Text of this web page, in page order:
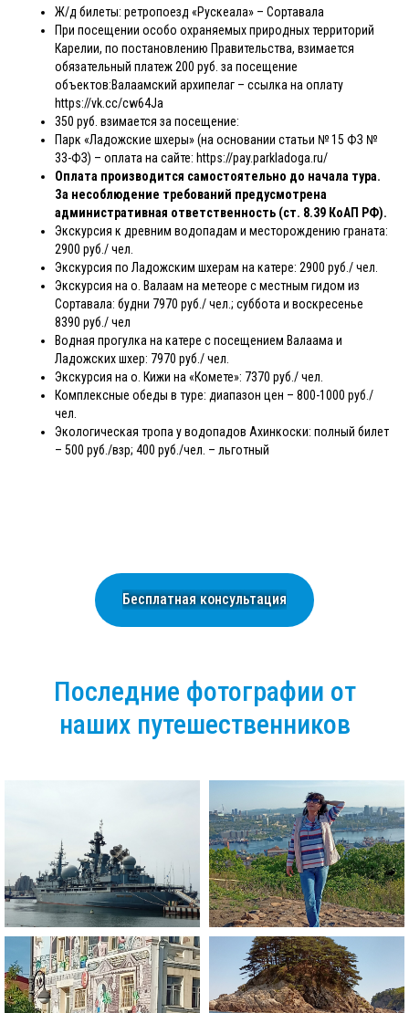
Ж/д билеты: ретропоезд «Рускеала» – Сортавала
При посещении особо охраняемых природных территорий
Карелии, по постановлению Правительства, взимается
обязательный платеж 200 руб. за посещение
объектов:Валаамский архипелаг – ссылка на оплату
https://vk.cc/cw64Ja
350 руб. взимается за посещение:
Парк «Ладожские шхеры» (на основании статьи № 15 ФЗ №
33-ФЗ) – оплата на сайте: https://pay.parkladoga.ru/
Оплата производится самостоятельно до начала тура.
За несоблюдение требований предусмотрена
административная ответственность (ст. 8.39 КоАП РФ).
Экскурсия к древним водопадам и месторождению граната:
2900 руб./ чел.
Экскурсия по Ладожским шхерам на катере: 2900 руб./ чел.
Экскурсия на о. Валаам на метеоре с местным гидом из
Сортавала: будни 7970 руб./ чел.; суббота и воскресенье
8390 руб./ чел
Водная прогулка на катере с посещением Валаама и
Ладожских шхер: 7970 руб./ чел.
Экскурсия на о. Кижи на «Комете»: 7370 руб./ чел.
Комплексные обеды в туре: диапазон цен – 800-1000 руб./
чел.
Экологическая тропа у водопадов Ахинкоски: полный билет
– 500 руб./взр; 400 руб./чел. – льготный
Бесплатная консультация
Последние фотографии от
наших путешественников